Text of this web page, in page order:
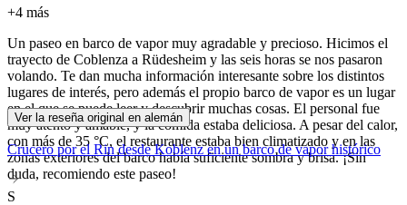
+4 más
Un paseo en barco de vapor muy agradable y precioso. Hicimos el
trayecto de Coblenza a Rüdesheim y las seis horas se nos pasaron
volando. Te dan mucha información interesante sobre los distintos
lugares de interés, pero además el propio barco de vapor es un lugar
en el que se puede leer y descubrir muchas cosas. El personal fue
muy atento y amable, y la comida estaba deliciosa. A pesar del calor,
con más de 35 °C, el restaurante estaba bien climatizado y en las
zonas exteriores del barco había suficiente sombra y brisa. ¡Sin
duda, recomiendo este paseo!
Ver la reseña original en alemán
Crucero por el Rin desde Koblenz en un barco de vapor histórico
S